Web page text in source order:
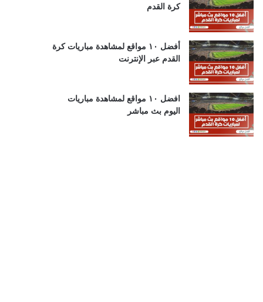
كرة القدم
أفضل ١٠ مواقع لمشاهدة مباريات كرة
القدم عبر الإنترنت
افضل ١٠ مواقع لمشاهدة مباريات
اليوم بث مباشر